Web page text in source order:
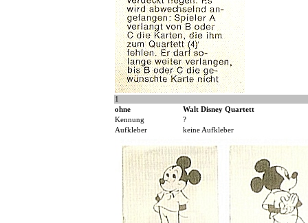
1
ohne
Walt Disney Quartett
Kennung
?
Aufkleber
keine Aufkleber